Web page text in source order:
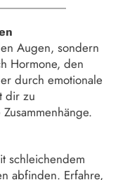
Augen, sondern
Hormone, den
durch emotionale
dir zu
schleichendem
abfinden. Erfahre,